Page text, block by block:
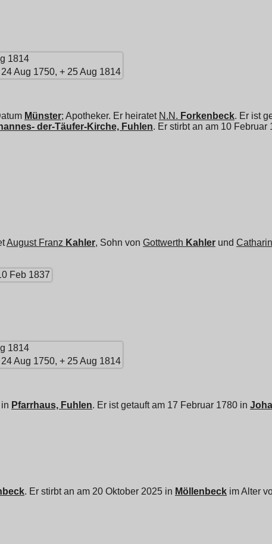
1814
Aug 1750, + 25 Aug 1814
Münster; Apotheker. Er heiratet N.N. Forkenbeck. Er ist
der-Täufer-Kirche, Fuhlen. Er stirbt an am 10 Februar
August Franz Kahler, Sohn von Gottwerth Kahler und
Feb 1837
1814
Aug 1750, + 25 Aug 1814
Pfarrhaus, Fuhlen. Er ist getauft am 17 Februar 1780 in
. Er stirbt an am 20 Oktober 2025 in Möllenbeck im Alter